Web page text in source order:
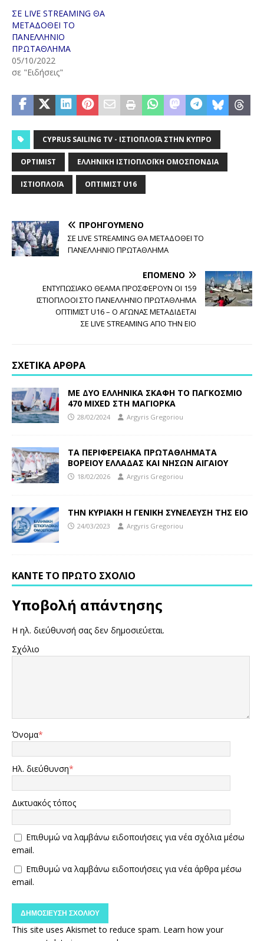
ΣΕ LIVE STREAMING ΘΑ
ΜΕΤΑΔΟΘΕΙ ΤΟ
ΠΑΝΕΛΛΗΝΙΟ
ΠΡΩΤΑΘΛΗΜΑ
05/10/2022
σε "Ειδήσεις"
CYPRUS SAILING TV - ΙΣΤΙΟΠΛΟΪ́Α ΣΤΗΝ ΚΎΠΡΟ
OPTIMIST ΕΛΛΗΝΙΚΉ ΙΣΤΙΟΠΛΟΪΚΉ ΟΜΟΣΠΟΝΔΊΑ
ΙΣΤΙΟΠΛΟΪ́Α ΟΠΤΙΜΙΣΤ U16
ΠΡΟΗΓΟΎΜΕΝΟ
ΣΕ LIVE STREAMING ΘΑ ΜΕΤΑΔΟΘΕΙ ΤΟ
ΠΑΝΕΛΛΗΝΙΟ ΠΡΩΤΑΘΛΗΜΑ
ΕΠΌΜΕΝΟ
ΕΝΤΥΠΩΣΙΑΚΟ ΘΕΑΜΑ ΠΡΟΣΦΕΡΟΥΝ ΟΙ 159
ΙΣΤΙΟΠΛΟΟΙ ΣΤΟ ΠΑΝΕΛΛΗΝΙΟ ΠΡΩΤΑΘΛΗΜΑ
ΟΠΤΙΜΙΣΤ U16 – Ο ΑΓΩΝΑΣ ΜΕΤΑΔΙΔΕΤΑΙ
ΣΕ LIVE STREAMING ΑΠO ΤΗΝ ΕΙΟ
ΣΧΕΤΙΚΆ ΆΡΘΡΑ
ΜΕ ΔΥΟ ΕΛΛΗΝΙΚΑ ΣΚΑΦΗ ΤΟ ΠΑΓΚΟΣΜΙΟ
470 MIXED ΣΤΗ ΜΑΓΙΟΡΚΑ
28/02/2024 Argyris Gregoriou
ΤΑ ΠΕΡΙΦΕΡΕΙΑΚΑ ΠΡΩΤΑΘΛΗΜΑΤΑ
ΒΟΡΕΙΟΥ ΕΛΛΑΔΑΣ ΚΑΙ ΝΗΣΩΝ ΑΙΓΑΙΟΥ
18/02/2026 Argyris Gregoriou
ΤΗΝ ΚΥΡΙΑΚΗ Η ΓΕΝΙΚΗ ΣΥΝΕΛΕΥΣΗ ΤΗΣ ΕΙΟ
24/03/2023 Argyris Gregoriou
ΚΆΝΤΕ ΤΟ ΠΡΏΤΟ ΣΧΌΛΙΟ
Υποβολή απάντησης
Η ηλ. διεύθυνσή σας δεν δημοσιεύεται.
Σχόλιο
Όνομα*
Ηλ. διεύθυνση*
Δικτυακός τόπος
Επιθυμώ να λαμβάνω ειδοποιήσεις για νέα σχόλια μέσω
email.
Επιθυμώ να λαμβάνω ειδοποιήσεις για νέα άρθρα μέσω
email.
This site uses Akismet to reduce spam. Learn how your